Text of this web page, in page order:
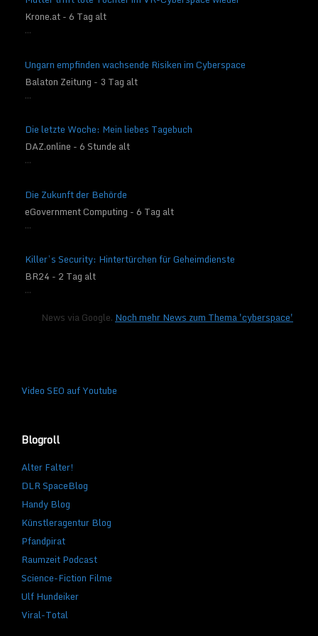
Krone.at - 6 Tag alt
...
Ungarn empfinden wachsende Risiken im Cyberspace
Balaton Zeitung - 3 Tag alt
...
Die letzte Woche: Mein liebes Tagebuch
DAZ.online - 6 Stunde alt
...
Die Zukunft der Behörde
eGovernment Computing - 6 Tag alt
...
Killer’s Security: Hintertürchen für Geheimdienste
BR24 - 2 Tag alt
...
News via Google. Noch mehr News zum Thema 'cyberspace'
Video SEO auf Youtube
Blogroll
Alter Falter!
DLR SpaceBlog
Handy Blog
Künstleragentur Blog
Pfandpirat
Raumzeit Podcast
Science-Fiction Filme
Ulf Hundeiker
Viral-Total